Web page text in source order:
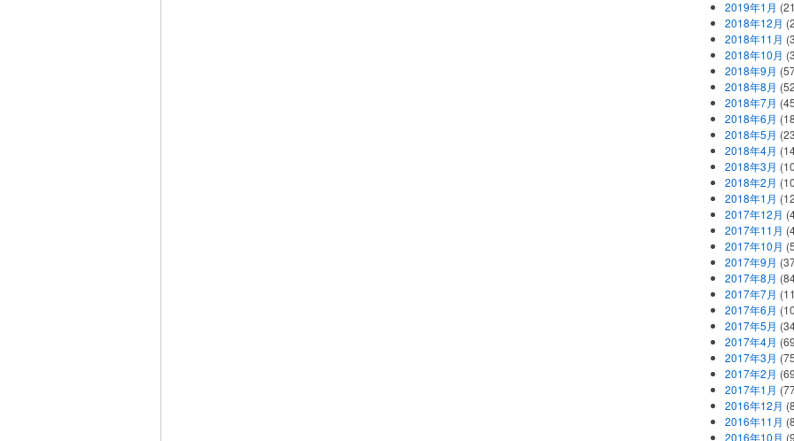
2019年1月
2018年12月
2018年11月
2018年10月
2018年9月
2018年8月
2018年7月
2018年6月
2018年5月
2018年4月
2018年3月
2018年2月
2018年1月
2017年12月
2017年11月
2017年10月
2017年9月
2017年8月
2017年7月
2017年6月
2017年5月
2017年4月
2017年3月
2017年2月
2017年1月
2016年12月
2016年11月
2016年10月